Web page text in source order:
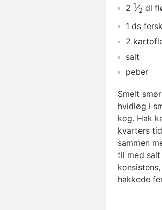
2 1⁄2 dl
1 ds
2
salt
peber
Smelt
hvidløg i
kog. Hak
kvarters
sammen
til med
hakkede